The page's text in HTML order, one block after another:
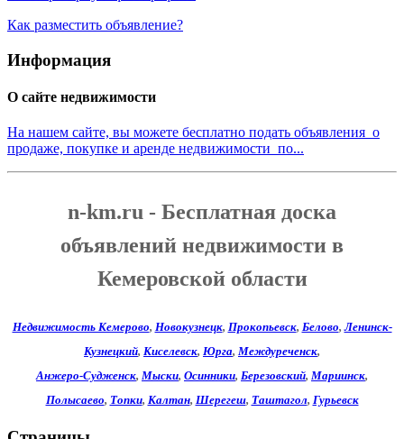
Как разместить объявление?
Информация
О сайте недвижимости
На нашем сайте, вы можете бесплатно подать объявления о
продаже, покупке и аренде недвижимости по...
n-km.ru - Бесплатная доска
объявлений недвижимости в
Кемеровской области
Недвижимость Кемерово, Новокузнецк, Прокопьевск, Белово,Ленинск-
Кузнецкий, Киселевск, Юрга, Междуреченск,
Анжеро-Судженск, Мыски, Осинники, Березовский, Мариинск,
Полысаево, Топки, Калтан, Шерегеш, Таштагол, Гурьевск